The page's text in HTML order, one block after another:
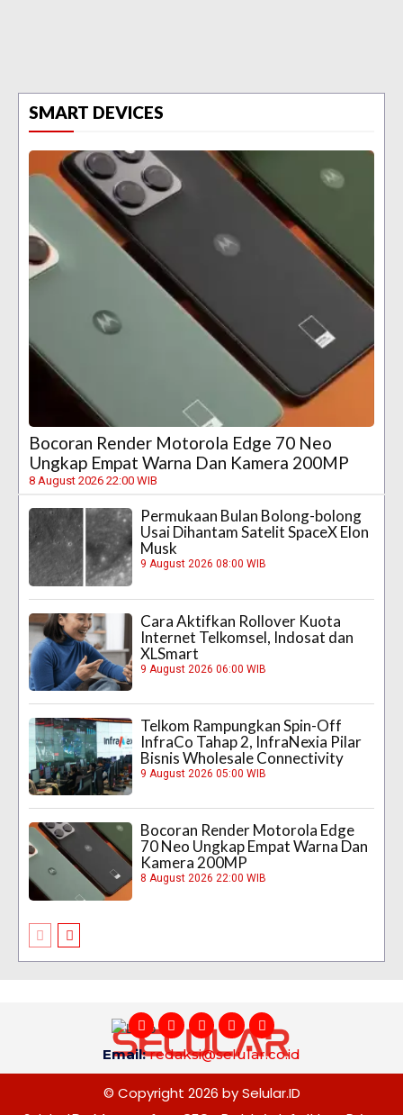
SMART DEVICES
Bocoran Render Motorola Edge 70 Neo
Ungkap Empat Warna Dan Kamera 200MP
8 August 2026 22:00 WIB
Permukaan Bulan Bolong-bolong
Usai Dihantam Satelit SpaceX Elon
Musk
9 August 2026 08:00 WIB
Cara Aktifkan Rollover Kuota
Internet Telkomsel, Indosat dan
XLSmart
9 August 2026 06:00 WIB
Telkom Rampungkan Spin-Off
InfraCo Tahap 2, InfraNexia Pilar
Bisnis Wholesale Connectivity
9 August 2026 05:00 WIB
Bocoran Render Motorola Edge
70 Neo Ungkap Empat Warna Dan
Kamera 200MP
8 August 2026 22:00 WIB
Email:redaksi@selular.co.id
© Copyright 2026 by Selular.ID